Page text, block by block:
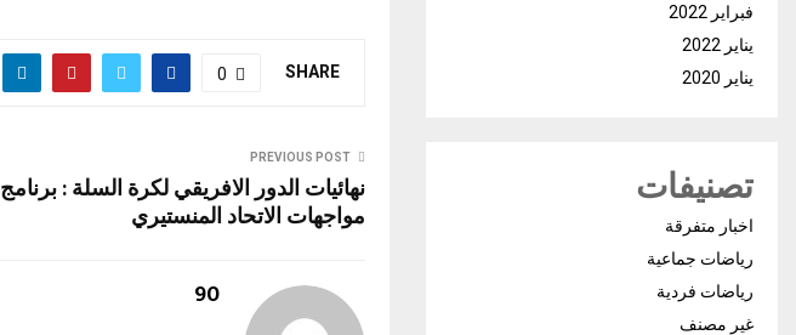
SHARE
0
PREVIOUS POST
نهائيات الدور الافريقي لكرة السلة : برنامج
مواجهات الاتحاد المنستيري
90
فبراير 2022
يناير 2022
يناير 2020
تصنيفات
اخبار متفرقة
رياضات جماعية
رياضات فردية
غير مصنف